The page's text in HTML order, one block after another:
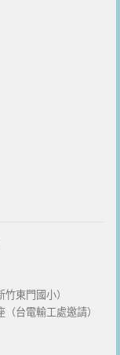
東門國小）
台電輸工處邀請）